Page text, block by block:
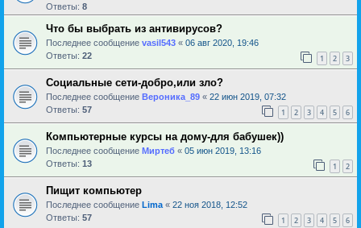
Ответы: 8
Что бы выбрать из антивирусов?
Последнее сообщение vasil543 « 06 авг 2020, 19:46
Ответы: 22 1 2 3
Социальные сети-добро,или зло?
Последнее сообщение Вероника_89 « 22 июн 2019, 07:32
Ответы: 57 1 2 3 4 5 6
Компьютерные курсы на дому-для бабушек))
Последнее сообщение Миртеб « 05 июн 2019, 13:16
Ответы: 13 1 2
Пищит компьютер
Последнее сообщение Lima « 22 ноя 2018, 12:52
Ответы: 57 1 2 3 4 5 6